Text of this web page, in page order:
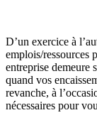
D’un exercice à
emplois/ressources
entreprise demeure
quand vos
revanche, à
nécessaires pour